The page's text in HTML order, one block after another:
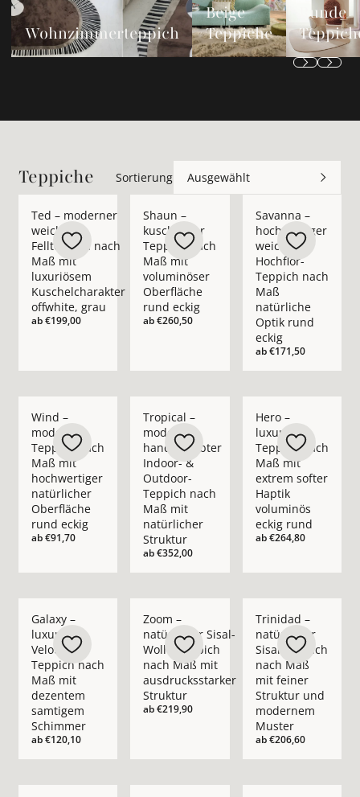
Wohnzimmerteppich
Beige
Teppiche
Runde
Teppiche Sortierung Ausgewählt
Ted – moderner
weicher
Fellteppich nach
Maß mit
luxuriösem
Kuschelcharakter
offwhite, grau
ab€199,00
Shaun –
kuscheliger
Teppich nach
Maß mit
voluminöser
Oberfläche
rund eckig
ab€260,50
Savanna –
hochwertiger
weicher
Hochflor-
Teppich nach
Maß
natürliche
Optik rund
eckig
ab€171,50
Wind –
moderner
Teppich nach
Maß mit
hochwertiger
natürlicher
Oberfläche
rund eckig
ab€91,70
Tropical –
moderner
handgewebter
Indoor- &
Outdoor-
Teppich nach
Maß mit
natürlicher
Struktur
ab€352,00
Hero –
luxuriöser
Teppich nach
Maß mit
extrem softer
Haptik
voluminös
eckig rund
ab€264,80
Galaxy –
luxuriöser
Velours-
Teppich nach
Maß mit
dezentem
samtigem
Schimmer
ab€120,10
Zoom –
natürlicher Sisal-
Wolle-Teppich
nach Maß mit
ausdrucksstarker
Struktur
ab€219,90
Trinidad –
natürlicher
Sisal-Teppich
nach Maß
mit feiner
Struktur und
modernem
Muster
ab€206,60